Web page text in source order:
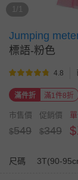
1/1
Jumping
標語-粉色
4.8
滿件折 滿1件8折
市售價
$549
促銷價
$349 $
尺碼